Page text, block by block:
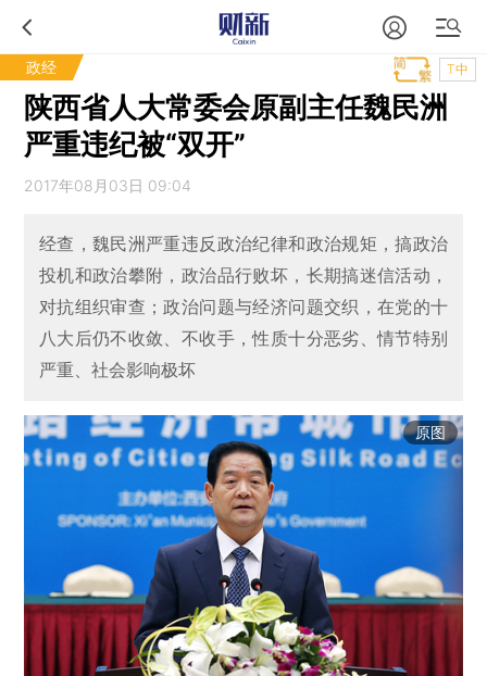
政经 T中
陕西省人大常委会原副主任魏民洲
严重违纪被“双开”
2017年08月03日 09:04
经查，魏民洲严重违反政治纪律和政治规矩，搞政治
投机和政治攀附，政治品行败坏，长期搞迷信活动，
对抗组织审查；政治问题与经济问题交织，在党的十
八大后仍不收敛、不收手，性质十分恶劣、情节特别
严重、社会影响极坏
原图